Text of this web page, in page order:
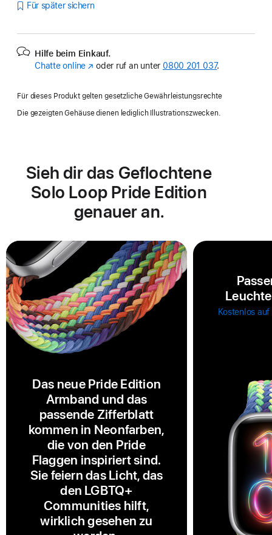
Für später sichern
Hilfe beim Einkauf.
Chatte online (Öffnet
Fenster)
oder ruf an unter 0800 201 037.
Für dieses Produkt gelten gesetzliche Gewährleistungsrechte
Die gezeigten Gehäuse dienen lediglich Illustrationszwecken.
Sieh dir das Geflochtene
Solo Loop Pride Edition
genauer an.
Das neue Pride Edition
Armband und das
passende Zifferblatt
kommen in Neonfarben,
die von den Pride
Flaggen inspiriert sind.
Sie feiern das Licht, das
den LGBTQ+
Communities hilft,
wirklich gesehen zu
Kostenlos